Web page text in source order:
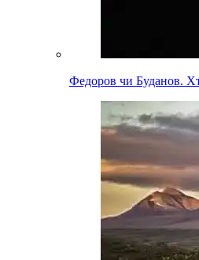
Федоров чи Буданов.